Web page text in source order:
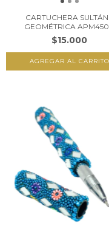
CARTUCHERA
GEOMÉTRICA
$15.000